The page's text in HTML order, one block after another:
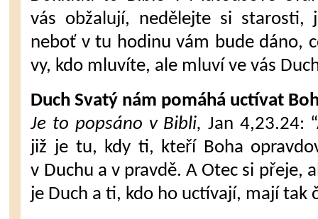
vás obžalují, nedělejte si
neboť v tu hodinu vám bude dáno,
vy, kdo mluvíte, ale mluví ve vás
Duch Svatý nám pomáhá uctívat
Je to popsáno v Bibli, Jan 4,23.24:
již je tu, kdy ti, kteří Boha
v Duchu a v pravdě. A Otec si přeje,
je Duch a ti, kdo ho uctívají, mají tak